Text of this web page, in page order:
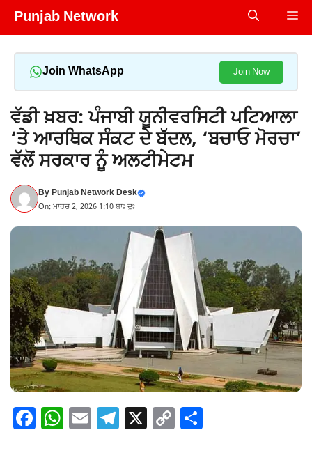
Skip
Punjab Network
Join WhatsApp Join Now
ਵੱਡੀ ਖ਼ਬਰ: ਪੰਜਾਬੀ ਯੂਨੀਵਰਸਿਟੀ ਪਟਿਆਲਾ
‘ਤੇ ਆਰਥਿਕ ਸੰਕਟ ਦੇ ਬੱਦਲ, ‘ਬਚਾਓ ਮੋਰਚਾ’
ਵੱਲੋਂ ਸਰਕਾਰ ਨੂੰ ਅਲਟੀਮੇਟਮ
ByPunjab Network Desk
On: ਮਾਰਚ 2, 2026 1:10 ਬਾਃ ਦੁਃ
F W E T X C